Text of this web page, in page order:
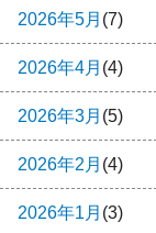
2026年5月 (7)
2026年4月 (4)
2026年3月 (5)
2026年2月 (4)
2026年1月 (3)